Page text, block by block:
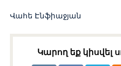
Վահե Էնֆիաջյան
Կարող եք կիսվել